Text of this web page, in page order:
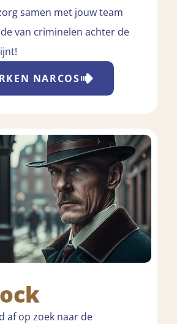
samen met jouw team
van criminelen achter de
NARCOS
af op zoek naar de